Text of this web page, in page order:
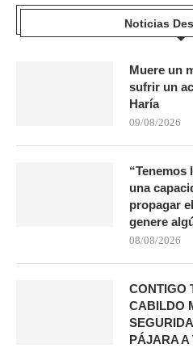
Noticias
Muere un
sufrir un
Haría
09/08/2026
“Tenemos
una
propagar
genere
08/08/2026
CONTIGO
CABILDO
PÁJARA A